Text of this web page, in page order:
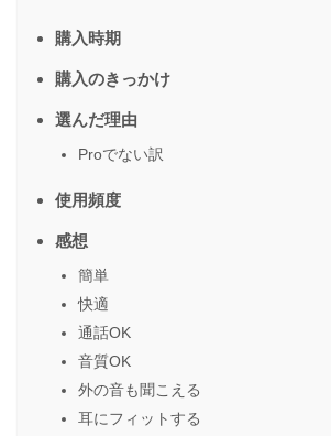
購入時期
購入のきっかけ
選んだ理由
Proでない訳
使用頻度
感想
簡単
快適
通話OK
音質OK
外の音も聞こえる
耳にフィットする